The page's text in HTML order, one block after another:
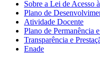
Sobre a Lei de Acesso
Plano de
Atividade Docente
Plano de Permanência
Transparência e
Enade